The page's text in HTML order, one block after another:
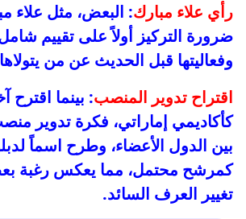
رأي علاء مبارك: البعض، مثل علاء
ضرورة التركيز أولاً على تقييم
وفعاليتها قبل الحديث عن من
اقتراح تدوير المنصب: بينما اقترح
كأكاديمي إماراتي، فكرة تدوير
بين الدول الأعضاء، وطرح اسماً
كمرشح محتمل، مما يعكس رغبة
تغيير العرف السائد.